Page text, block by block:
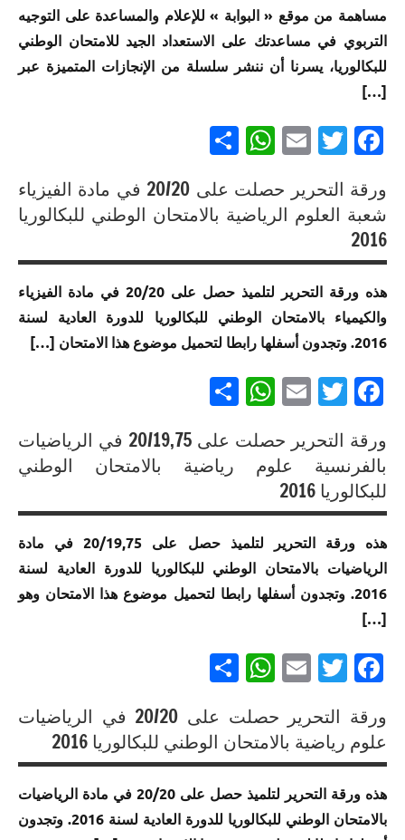
مسلك
العلوم
الرياضية
متميزة
الامتحان
الموحد
الوطني
للبكالوريا
العلوم
الرياضية
أ خيار
فرنسية
متميزة
في
الامتحان
الموحد
للبكالوريا
مسلك
العلوم
الرياضية
إنجازات
في
الامتحان
الموحد
للبكالوريا
مسلك
في
الموحد
الوطني
للبكالوريا
العلوم
إنجازات
متميزة
في
الامتحان
الوطني
للبكالوريا
مسلك
الرياضية
إنجازات
متميزة
في
الامتحان
الوطني
للبكالوريا
مسلك
العلوم
أ خيار
لغة
فرنسية
إنجازات
متميزة
في
الامتحان
الموحد
مساهمة من موقع « البوابة » للإعلام والمساعدة على التوجيه
التربوي في مساعدتك على الاستعداد الجيد للامتحان الوطني
للبكالوريا، يسرنا أن ننشر سلسلة من الإنجازات المتميزة عبر
[…]
Facebook
Twitter
Email
WhatsApp
إنجازات
متميزة
في
الموحد
الوطني
للبكالوريا
المسالك
متميزة
في
الامتحان
الموحد
للبكالوريا
مسلك
العلوم
الرياضية
إنجازات
في
الامتحان
الموحد
للبكالوريا
مسلك
ورقة التحرير حصلت على 20/20 في مادة الفيزياء
شعبة العلوم الرياضية بالامتحان الوطني للبكالوريا
2016
هذه ورقة التحرير لتلميذ حصل على 20/20 في مادة الفيزياء
والكيمياء بالامتحان الوطني للبكالوريا للدورة العادية لسنة
2016. وتجدون أسفلها رابطا لتحميل موضوع هذا الامتحان […]
Facebook
Twitter
Email
WhatsApp
إنجازات
متميزة
في
الموحد
الوطني
للبكالوريا
لجميع
إنجازات
في
الامتحان
الموحد
للبكالوريا
مسلك
ورقة التحرير حصلت على 20/19,75 في الرياضيات
بالفرنسية علوم رياضية بالامتحان الوطني
للبكالوريا 2016
هذه ورقة التحرير لتلميذ حصل على 20/19,75 في مادة
الرياضيات بالامتحان الوطني للبكالوريا للدورة العادية لسنة
2016. وتجدون أسفلها رابطا لتحميل موضوع هذا الامتحان وهو
[…]
Facebook
Twitter
Email
WhatsApp
إنجازات
متميزة
الامتحان
الموحد
ورقة التحرير حصلت على 20/20 في الرياضيات
علوم رياضية بالامتحان الوطني للبكالوريا 2016
هذه ورقة التحرير لتلميذ حصل على 20/20 في مادة الرياضيات
بالامتحان الوطني للبكالوريا للدورة العادية لسنة 2016. وتجدون